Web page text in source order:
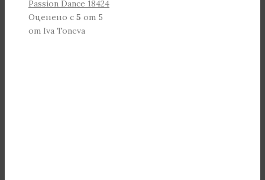
Passion Dance 18424
Оценено с 5 от 5
от Iva Toneva